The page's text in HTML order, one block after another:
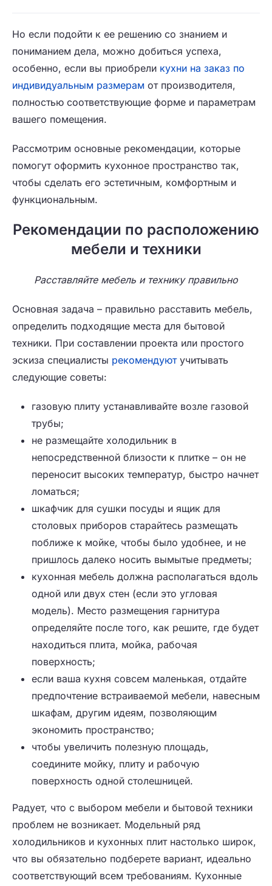
Но если подойти к ее решению со знанием и
пониманием дела, можно добиться успеха,
особенно, если вы приобрели кухни на заказ по
индивидуальным размерам от производителя,
полностью соответствующие форме и параметрам
вашего помещения.
Рассмотрим основные рекомендации, которые
помогут оформить кухонное пространство так,
чтобы сделать его эстетичным, комфортным и
функциональным.
Рекомендации по расположению
мебели и техники
Расставляйте мебель и технику правильно
Основная задача – правильно расставить мебель,
определить подходящие места для бытовой
техники. При составлении проекта или простого
эскиза специалисты рекомендуютучитывать
следующие советы:
газовую плиту устанавливайте возле газовой
трубы;
не размещайте холодильник в
непосредственной близости к плитке – он не
переносит высоких температур, быстро начнет
ломаться;
шкафчик для сушки посуды и ящик для
столовых приборов старайтесь размещать
поближе к мойке, чтобы было удобнее, и не
пришлось далеко носить вымытые предметы;
кухонная мебель должна располагаться вдоль
одной или двух стен (если это угловая
модель). Место размещения гарнитура
определяйте после того, как решите, где будет
находиться плита, мойка, рабочая
поверхность;
если ваша кухня совсем маленькая, отдайте
предпочтение встраиваемой мебели, навесным
шкафам, другим идеям, позволяющим
экономить пространство;
чтобы увеличить полезную площадь,
соедините мойку, плиту и рабочую
поверхность одной столешницей.
Радует, что с выбором мебели и бытовой техники
проблем не возникает. Модельный ряд
холодильников и кухонных плит настолько широк,
что вы обязательно подберете вариант, идеально
соответствующий всем требованиям. Кухонные